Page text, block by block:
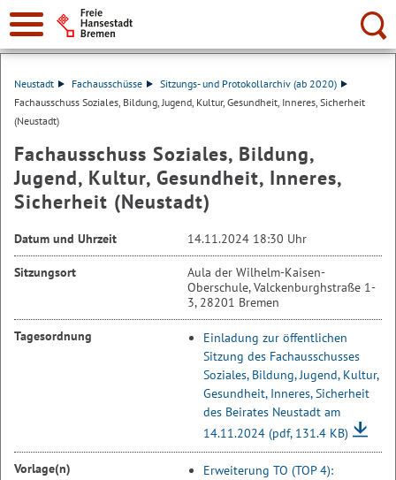
Suche:
Neustadt Fachausschüsse
Sitzungs- und Protokollarchiv (ab 2020)
Fachausschuss Soziales, Bildung, Jugend, Kultur, Gesundheit, Inneres, Sicherheit
(Neustadt)
Fachausschuss Soziales, Bildung,
Jugend, Kultur, Gesundheit, Inneres,
Sicherheit (Neustadt)
Datum und Uhrzeit 14.11.2024 18:30 Uhr
Sitzungsort
Aula der Wilhelm-Kaisen-
Oberschule, Valckenburghstraße 1-
3, 28201 Bremen
Tagesordnung
Einladung zur öffentlichen
Sitzung des Fachausschusses
Soziales, Bildung, Jugend, Kultur,
Gesundheit, Inneres, Sicherheit
des Beirates Neustadt am
14.11.2024 (pdf, 131.4 KB)
Vorlage(n)
Erweiterung TO (TOP 4):